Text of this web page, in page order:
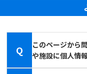
Q
このページから
や施設に個人情